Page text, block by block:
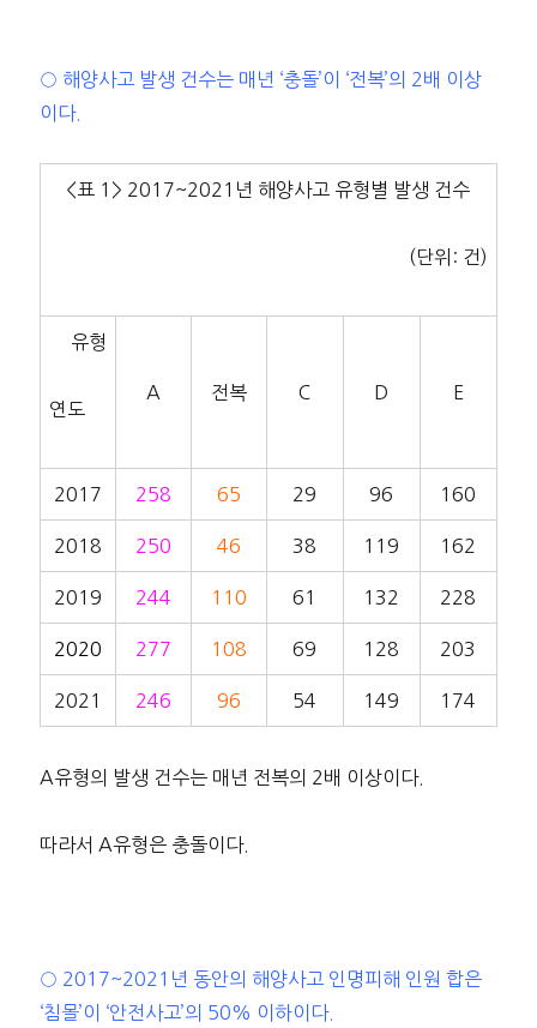
○ 해양사고 발생 건수는 매년 ‘충돌’이 ‘전복’의 2배 이상
이다.
<표 1> 2017~2021년 해양사고 유형별 발생 건수
(단위: 건)
유형
연도
A 전복 C D E
2017 258 65 29 96 160
2018 250 46 38 119 162
2019 244 110 61 132 228
2020 277 108 69 128 203
2021 246 96 54 149 174
A유형의 발생 건수는 매년 전복의 2배 이상이다.
따라서 A유형은 충돌이다.
○ 2017~2021년 동안의 해양사고 인명피해 인원 합은
‘침몰’이 ‘안전사고’의 50% 이하이다.